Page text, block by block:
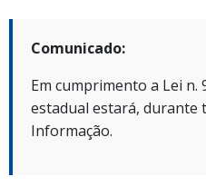
Comunicado:
Em cumprimento a Lei
estadual estará, durante
Informação.